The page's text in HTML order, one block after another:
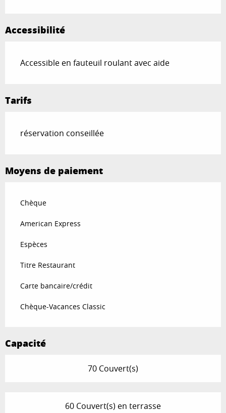
Accessibilité
Accessible en fauteuil roulant avec aide
Tarifs
réservation conseillée
Moyens de paiement
Chèque
American Express
Espèces
Titre Restaurant
Carte bancaire/crédit
Chèque-Vacances Classic
Capacité
70 Couvert(s)
60 Couvert(s) en terrasse